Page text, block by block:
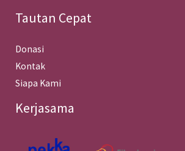
Tautan Cepat
Donasi
Kontak
Siapa Kami
Kerjasama